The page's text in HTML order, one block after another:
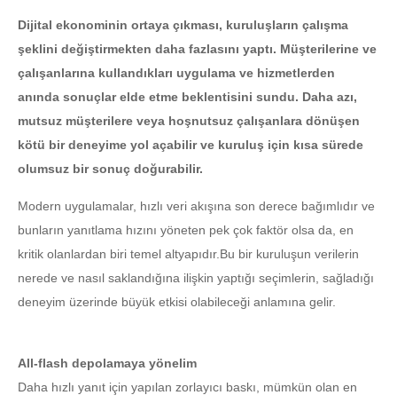
Dijital ekonominin ortaya çıkması, kuruluşların çalışma
şeklini değiştirmekten daha fazlasını yaptı. Müşterilerine ve
çalışanlarına kullandıkları uygulama ve hizmetlerden
anında sonuçlar elde etme beklentisini sundu. Daha azı,
mutsuz müşterilere veya hoşnutsuz çalışanlara dönüşen
kötü bir deneyime yol açabilir ve kuruluş için kısa sürede
olumsuz bir sonuç doğurabilir.
Modern uygulamalar, hızlı veri akışına son derece bağımlıdır ve
bunların yanıtlama hızını yöneten pek çok faktör olsa da, en
kritik olanlardan biri temel altyapıdır.Bu bir kuruluşun verilerin
nerede ve nasıl saklandığına ilişkin yaptığı seçimlerin, sağladığı
deneyim üzerinde büyük etkisi olabileceği anlamına gelir.
All-flash depolamaya yönelim
Daha hızlı yanıt için yapılan zorlayıcı baskı, mümkün olan en